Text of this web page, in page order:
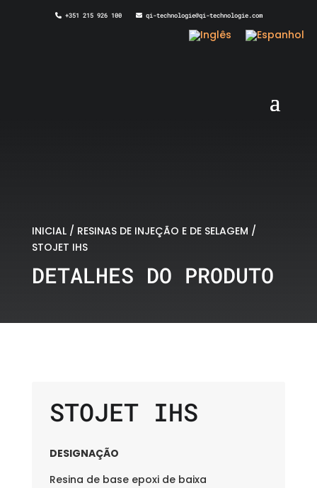
+351 215 926 100 qi-technologie@qi-technologie.com
INICIAL/ RESINAS DE INJEÇÃO E DE SELAGEM /
STOJET IHS
DETALHES DO PRODUTO
STOJET IHS
DESIGNAÇÃO
Resina de base epoxi de baixa